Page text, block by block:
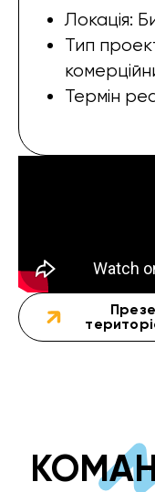
Локація:
Тип
Термін